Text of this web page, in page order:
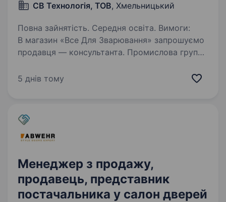
СВ Технологія, ТОВ, Хмельницький
Повна зайнятість. Середня освіта. Вимоги:
В магазин «Все Для Зварювання» запрошуємо
продавця — консультанта. Промислова група
зварювальне обладнання, засоби захисту
5 днів тому
Менеджер з продажу,
продавець, представник
постачальника у салон дверей